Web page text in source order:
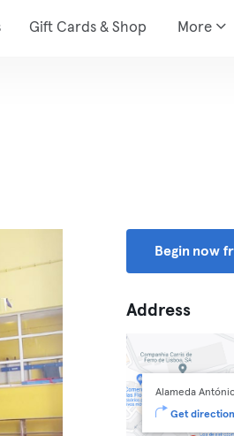
Gift Cards & Shop More
Begin now
Address
Alameda
Get